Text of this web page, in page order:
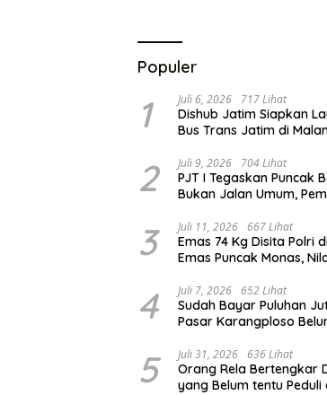
Populer
1 Juli 6, 2026 717 Lihat
Dishub Jatim Siapkan
Bus Trans Jatim di
2 Juli 9, 2026 704 Lihat
PJT I Tegaskan Puncak
Bukan Jalan Umum,
3 Juli 11, 2026 667 Lihat
Emas 74 Kg Disita Polri
Emas Puncak Monas,
4 Juli 7, 2026 652 Lihat
Sudah Bayar Puluhan
Pasar Karangploso
5 Juli 31, 2026 636 Lihat
Orang Rela Bertengkar
yang Belum tentu